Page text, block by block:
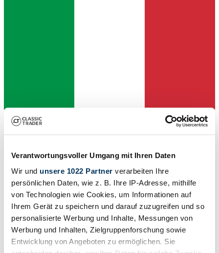
Verantwortungsvoller Umgang mit Ihren Daten
Wir und unsere 1022 Partner verarbeiten Ihre
persönlichen Daten, wie z. B. Ihre IP-Adresse, mithilfe
von Technologien wie Cookies, um Informationen auf
Ihrem Gerät zu speichern und darauf zuzugreifen und so
personalisierte Werbung und Inhalte, Messungen von
Werbung und Inhalten, Zielgruppenforschung sowie
Entwicklung von Angeboten zu ermöglichen. Sie
Dealer